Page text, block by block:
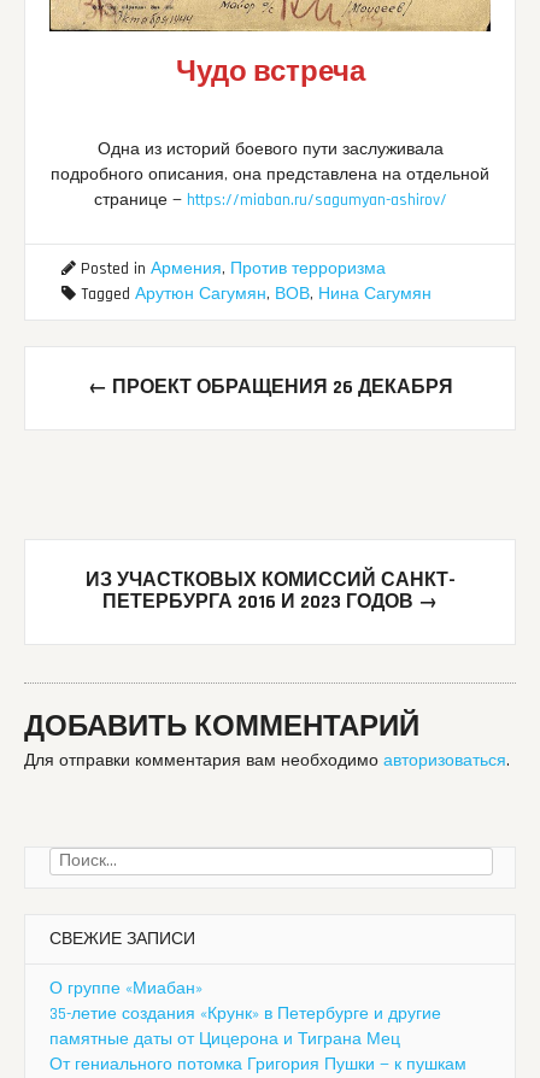
Чудо встреча
Одна из историй боевого пути заслуживала
подробного описания, она представлена на отдельной
странице — https://miaban.ru/sagumyan-ashirov/
Posted in Армения, Против терроризма
Tagged Арутюн Сагумян, ВОВ, Нина Сагумян
Post
navigation
← ПРОЕКТ ОБРАЩЕНИЯ 26 ДЕКАБРЯ
ИЗ УЧАСТКОВЫХ КОМИССИЙ САНКТ-
ПЕТЕРБУРГА 2016 И 2023 ГОДОВ →
ДОБАВИТЬ КОММЕНТАРИЙ
Для отправки комментария вам необходимо авторизоваться.
Найти:
СВЕЖИЕ ЗАПИСИ
О группе «Миабан»
35-летие создания «Крунк» в Петербурге и другие
памятные даты от Цицерона и Тиграна Мец
От гениального потомка Григория Пушки — к пушкам